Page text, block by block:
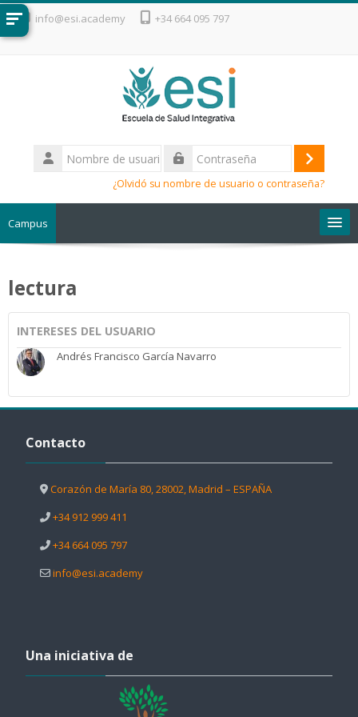
Salta al contenido principal
info@esi.academy +34 664 095 797
Nombre
de
Acceder
¿Olvidó su nombre de usuario o contraseña?
Campus
lectura
INTERESES DEL USUARIO
Andrés Francisco García Navarro
Contacto
Corazón de María 80, 28002, Madrid – ESPAÑA
+34 912 999 411
+34 664 095 797
info@esi.academy
Una iniciativa de